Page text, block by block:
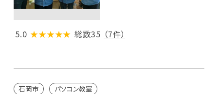
5.0 ★★★★★ 総数35 （7件）
石岡市 パソコン教室